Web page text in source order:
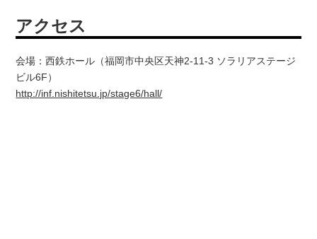
アクセス
会場：西鉄ホール（福岡市中央区天神2-11-3 ソラリアステージ
ビル6F）
http://inf.nishitetsu.jp/stage6/hall/